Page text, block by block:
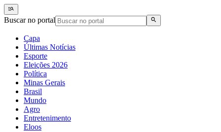
Buscar no portal
Capa
Últimas Notícias
Esporte
Eleições 2026
Política
Minas Gerais
Brasil
Mundo
Agro
Entretenimento
Eloos